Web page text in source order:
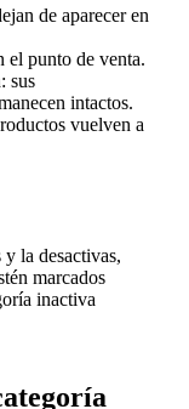
de aparecer en
el punto de venta.
sus
intactos.
vuelven a
la desactivas,
marcados
inactiva